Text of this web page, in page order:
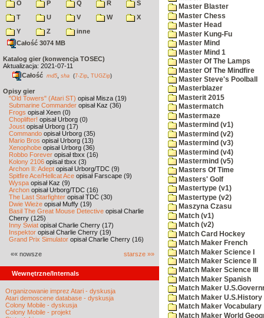
O
P Q R
S
T
U V W
X
Y
Z
inne
Całość 3074 MB
Katalog gier (konwencja TOSEC)
Aktualizacja: 2021-07-11
Całość md5 sha (7-Zip TUGZip)
Opisy gier
"Old Towers" (Atari ST) opisał Misza (19)
Submarine Commander opisał Kaz (36)
Frogs opisał Xeen (0)
Choplifter! opisał Urborg (0)
Joust opisał Urborg (17)
Commando opisał Urborg (35)
Mario Bros opisał Urborg (13)
Xenophobe opisał Urborg (36)
Robbo Forever opisał tbxx (16)
Kolony 2106 opisał tbxx (3)
Archon II: Adept opisał Urborg/TDC (9)
Spitfire Ace/Hellcat Ace opisał Farscape (9)
Wyspa opisał Kaz (9)
Archon opisał Urborg/TDC (16)
The Last Starfighter opisał TDC (30)
Dwie Wieże opisał Muffy (19)
Basil The Great Mouse Detective opisał Charlie
Cherry (125)
Inny Świat opisał Charlie Cherry (17)
Inspektor opisał Charlie Cherry (19)
Grand Prix Simulator opisał Charlie Cherry (16)
«« nowsze starsze »»
Wewnętrzne/Internals
Organizowanie imprez Atari - dyskusja
Atari demoscene database - dyskusja
Colony Mobile - dyskusja
Colony Mobile - projekt
Master Blaster
Master Chess
Master Head
Master Kung-Fu
Master Mind
Master Mind 1
Master Of The Lamps
Master Of The Mindfire
Master Steve's Poolball
Masterblazer
Masterit 2015
Mastermatch
Mastermaze
Mastermind (v1)
Mastermind (v2)
Mastermind (v3)
Mastermind (v4)
Mastermind (v5)
Masters Of Time
Masters' Golf
Mastertype (v1)
Mastertype (v2)
Maszyna Czasu
Match (v1)
Match (v2)
Match Card Hockey
Match Maker French
Match Maker Science I
Match Maker Science II
Match Maker Science III
Match Maker Spanish
Match Maker
Match Maker U.S.History
Match Maker Vocabulary
Match Maker World